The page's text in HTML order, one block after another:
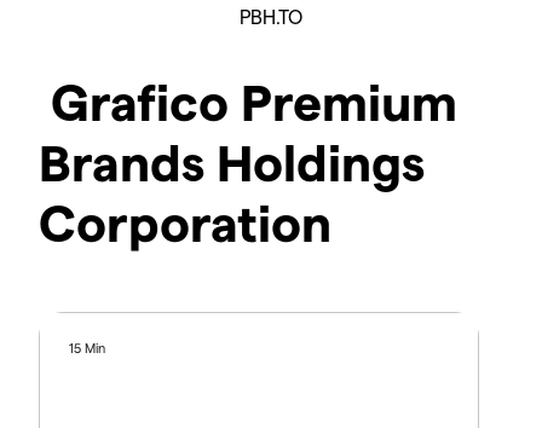
PBH.TO
Grafico Premium
Brands Holdings
Corporation
15 Min